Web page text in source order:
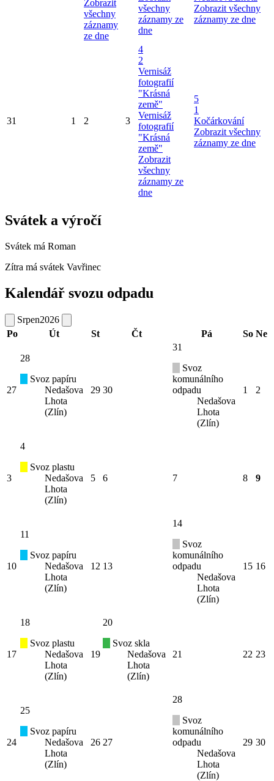
Zobrazit
všechny
záznamy
ze dne
všechny
záznamy ze
dne
Zobrazit všechny
záznamy ze dne
31 1 2 3
4
2
Vernisáž
fotografií
"Krásná
země"
Vernisáž
fotografií
"Krásná
země"
Zobrazit
všechny
záznamy ze
dne
5
1
Kočárkování
Zobrazit všechny
záznamy ze dne
Svátek a výročí
Svátek má Roman
Zítra má svátek Vavřinec
Kalendář svozu odpadu
Srpen2026
Po
Út St Čt Pá So Ne
27
28
Svoz papíru
Nedašova
Lhota
(Zlín)
29 30
31
Svoz
komunálního
odpadu
Nedašova
Lhota
(Zlín)
1 2
3
4
Svoz plastu
Nedašova
Lhota
(Zlín)
5 6 7 8 9
10
11
Svoz papíru
Nedašova
Lhota
(Zlín)
12 13
14
Svoz
komunálního
odpadu
Nedašova
Lhota
(Zlín)
15 16
17
18
Svoz plastu
Nedašova
Lhota
(Zlín)
19
20
Svoz skla
Nedašova
Lhota
(Zlín)
21 22 23
24
25
Svoz papíru
Nedašova
Lhota
(Zlín)
26 27
28
Svoz
komunálního
odpadu
Nedašova
Lhota
(Zlín)
29 30